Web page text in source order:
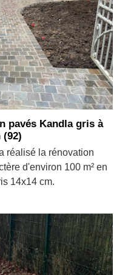
pavés Kandla gris à
(92)
réalisé la rénovation
d'environ 100 m² en
14x14 cm.